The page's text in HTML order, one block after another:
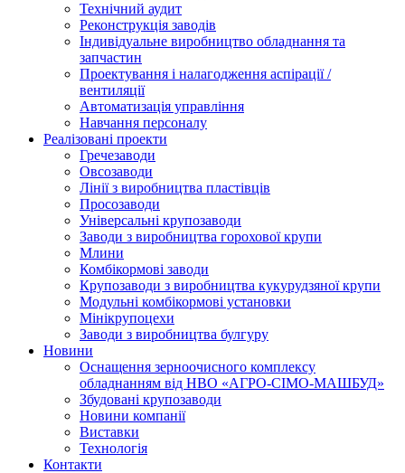
Технічний аудит
Реконструкція заводів
Індивідуальне виробництво обладнання та
запчастин
Проектування і налагодження аспірації /
вентиляції
Автоматизація управління
Навчання персоналу
Реалізовані проекти
Гречезаводи
Овсозаводи
Лінії з виробництва пластівців
Просозаводи
Універсальні крупозаводи
Заводи з виробництва горохової крупи
Млини
Комбікормові заводи
Крупозаводи з виробництва кукурудзяної крупи
Модульні комбікормові установки
Мінікрупоцехи
Заводи з виробництва булгуру
Новини
Оснащення зерноочисного комплексу
обладнанням від НВО «АГРО-СІМО-МАШБУД»
Збудовані крупозаводи
Новини компанії
Виставки
Технологія
Контакти